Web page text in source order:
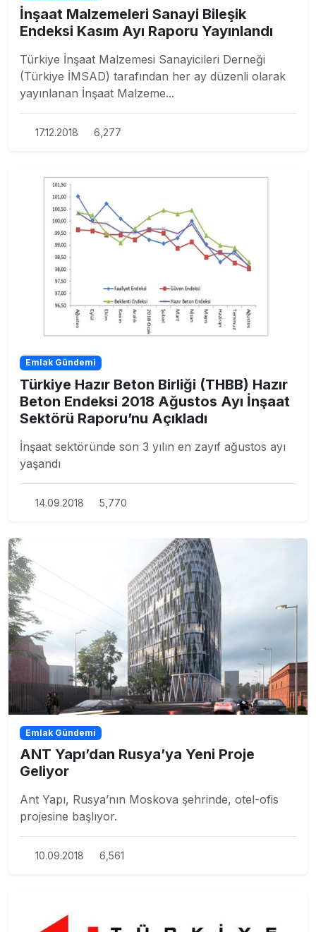
İnşaat Malzemeleri Sanayi Bileşik
Endeksi Kasım Ayı Raporu Yayınlandı
Türkiye İnşaat Malzemesi Sanayicileri Derneği
(Türkiye İMSAD) tarafından her ay düzenli olarak
yayınlanan İnşaat Malzeme...
17.12.2018 6,277
Emlak Gündemi
Türkiye Hazır Beton Birliği (THBB) Hazır
Beton Endeksi 2018 Ağustos Ayı İnşaat
Sektörü Raporu’nu Açıkladı
İnşaat sektöründe son 3 yılın en zayıf ağustos ayı
yaşandı
14.09.2018 5,770
Emlak Gündemi
ANT Yapı’dan Rusya’ya Yeni Proje
Geliyor
Ant Yapı, Rusya’nın Moskova şehrinde, otel-ofis
projesine başlıyor.
10.09.2018 6,561